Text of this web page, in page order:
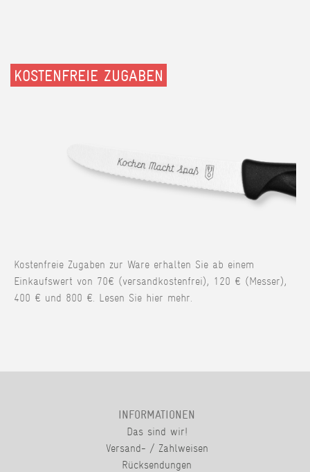
KOSTENFREIE ZUGABEN
Kostenfreie Zugaben zur Ware erhalten Sie ab einem
Einkaufswert von 70€ (versandkostenfrei), 120 € (Messer),
400 € und 800 €. Lesen Sie hier mehr.
INFORMATIONEN
Das sind wir!
Versand- / Zahlweisen
Rücksendungen